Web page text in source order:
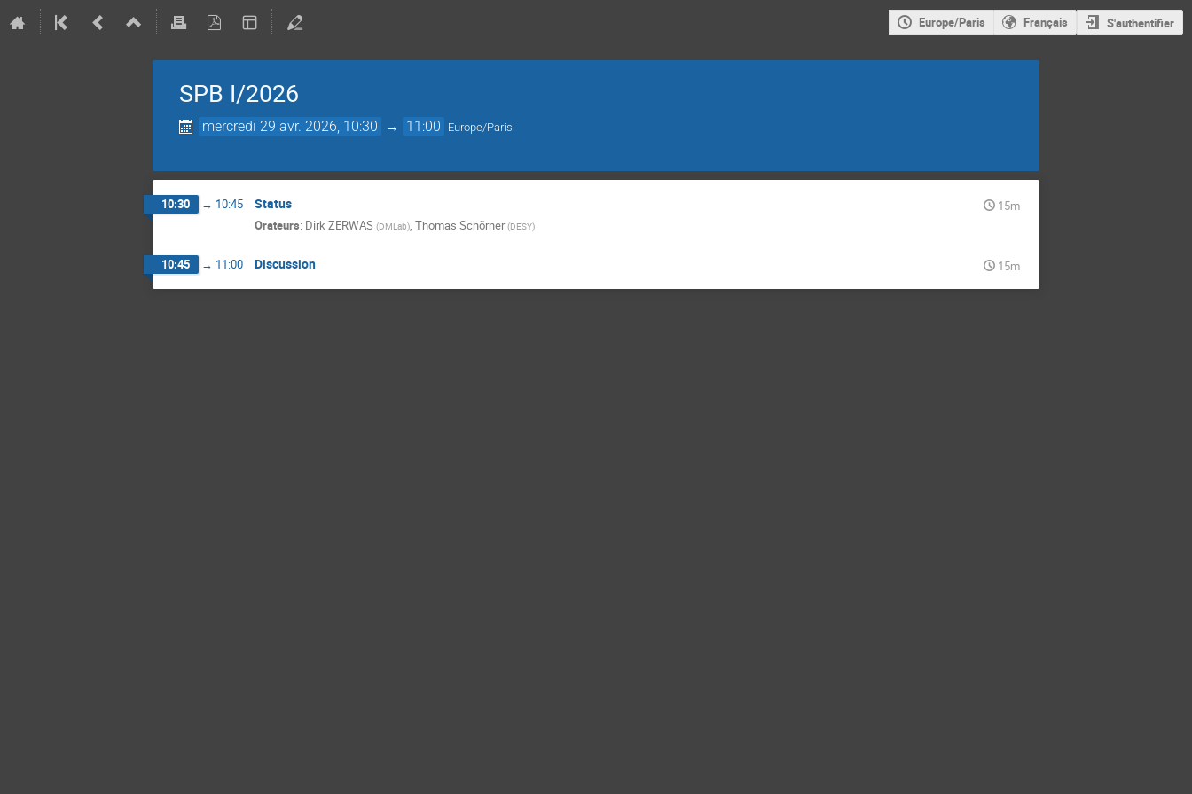
Europe/Paris Français S'authentifier
SPB I/2026
mercredi 29 avr. 2026, 10:30 → 11:00 Europe/Paris
10:30 → 10:45 Status
15m
Orateurs: Dirk ZERWAS (DMLab), Thomas Schörner (DESY)
10:45 → 11:00 Discussion 15m